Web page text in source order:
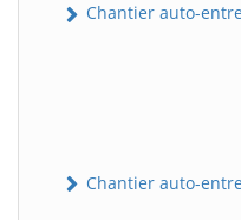
Chantier auto-
Chantier auto-